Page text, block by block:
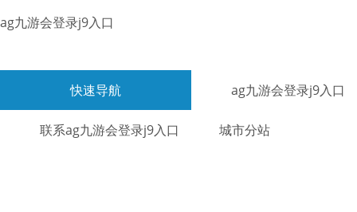
ag九游会登录j9入口
快速导航 ag九游会登录j9入口
联系ag九游会登录j9入口 城市分站